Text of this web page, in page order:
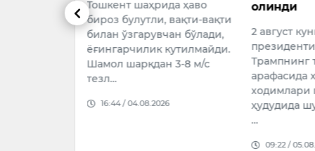
вақти-вақти
олинди
2 август куни АҚШ
президенти Доналд
Трампнинг ташрифи
арафасида хавфсизлик
ҳудудида шубҳали ҳаракат
олдим”
АҚШ
Трамп
бўлиб